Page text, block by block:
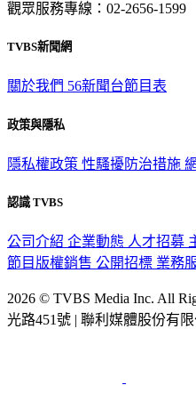
觀眾服務專線：02-2656-1599
TVBS新聞網
關於我們 56新聞台節目表
政策與隱私
隱私權政策 性騷擾防治措施
認識 TVBS
公司介紹 企業動態 人才招募
節目版權銷售 公開招標 業務
2026 © TVBS Media Inc. All
光路451號 | 聯利媒體股份有限